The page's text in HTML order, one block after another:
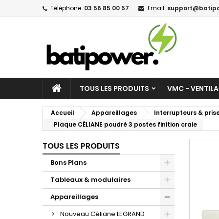
Téléphone: 03 56 85 00 57 Email:
TOUS LES PRODUITS VMC -
Accueil Appareillages Interrupteurs &
Plaque CÉLIANE poudré 3 postes finition craie
TOUS LES PRODUITS
Bons Plans
Tableaux & modulaires
Appareillages
Nouveau Céliane LEGRAND